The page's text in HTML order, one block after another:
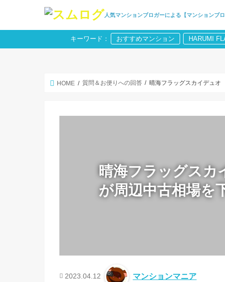
人気マンションブロガーによる【マンションブロ
キーワード： おすすめマンション HARUMI
HOME 質問＆お便りへの回答 晴海フラッグスカイデュオ
晴海フラッグス
が周辺中古相場を
2023.04.12 マンションマニア